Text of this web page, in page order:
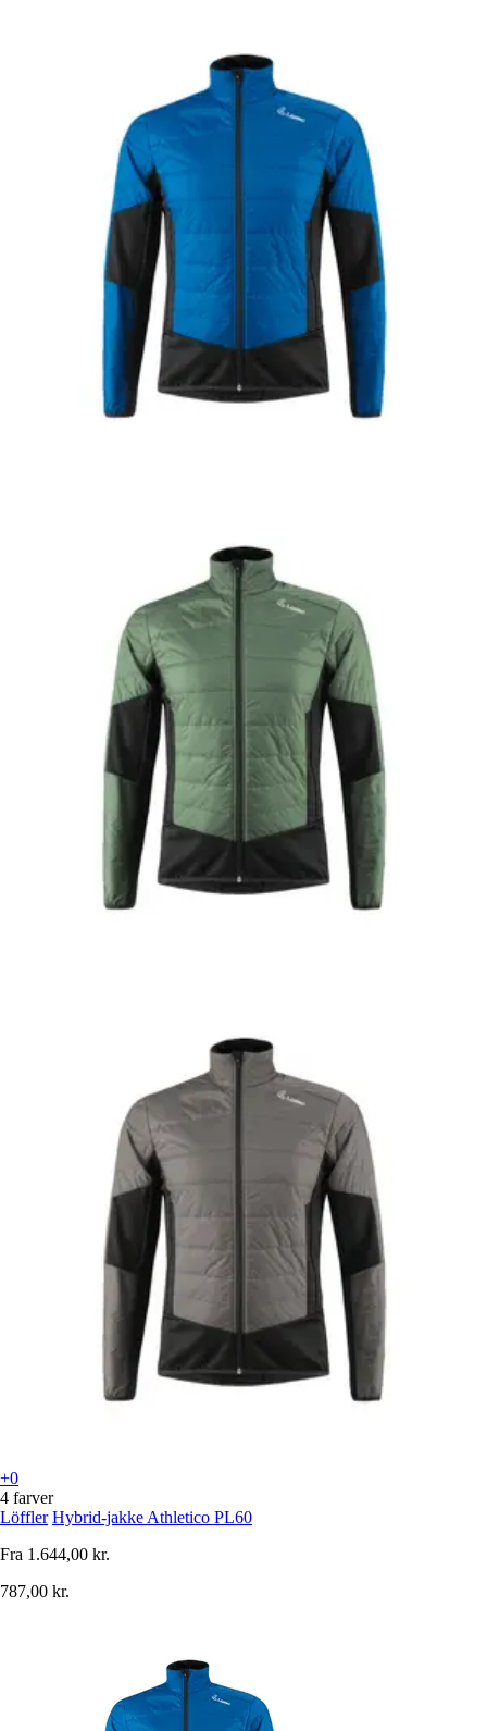
+0
4 farver
Löffler Hybrid-jakke Athletico PL60
Fra 1.644,00 kr.
787,00 kr.